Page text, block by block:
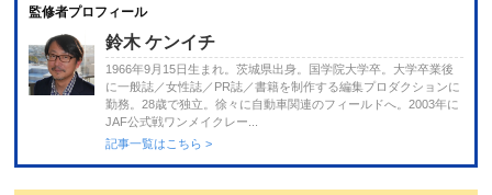
監修者プロフィール
鈴木 ケンイチ
1966年9月15日生まれ。茨城県出身。国学院大学卒。大学卒業後
に一般誌／女性誌／PR誌／書籍を制作する編集プロダクションに
勤務。28歳で独立。徐々に自動車関連のフィールドへ。2003年に
JAF公式戦ワンメイクレー...
記事一覧はこちら >